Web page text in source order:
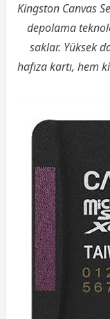
Kingston Canvas
depolama
saklar. Yüksek
hafıza kartı, hem